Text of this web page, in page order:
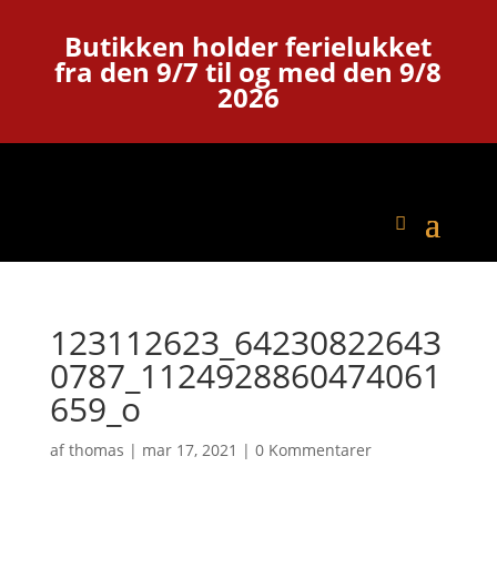
Butikken holder ferielukket
fra den 9/7 til og med den 9/8
2026
123112623_64230822643
0787_1124928860474061
659_o
afthomas | mar 17, 2021 | 0 Kommentarer